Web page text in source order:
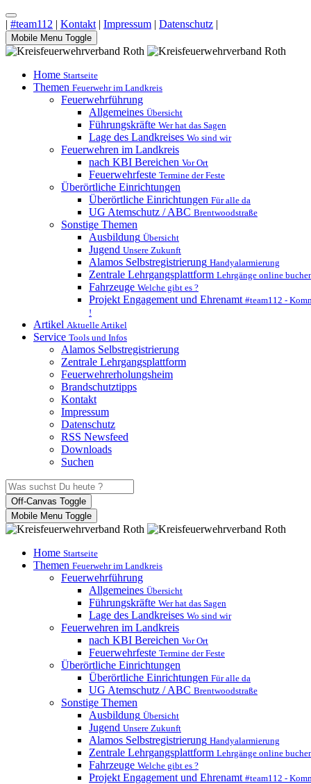
| #team112 | Kontakt | Impressum | Datenschutz |
Mobile Menu Toggle
Home Startseite
Themen Feuerwehr im Landkreis
Feuerwehrführung
Allgemeines Übersicht
Führungskräfte Wer hat das Sagen
Lage des Landkreises Wo sind wir
Feuerwehren im Landkreis
nach KBI Bereichen Vor Ort
Feuerwehrfeste Termine der Feste
Überörtliche Einrichtungen
Überörtliche Einrichtungen Für alle da
UG Atemschutz / ABC Brentwoodstraße
Sonstige Themen
Ausbildung Übersicht
Jugend Unsere Zukunft
Alamos Selbstregistrierung Handyalarmierung
Zentrale Lehrgangsplattform Lehrgänge online
Fahrzeuge Welche gibt es ?
Projekt Engagement und Ehrenamt #team112 -
!
Artikel Aktuelle Artikel
Service Tools und Infos
Alamos Selbstregistrierung
Zentrale Lehrgangsplattform
Feuerwehrerholungsheim
Brandschutztipps
Kontakt
Impressum
Datenschutz
RSS Newsfeed
Downloads
Suchen
Off-Canvas Toggle
Mobile Menu Toggle
Home Startseite
Themen Feuerwehr im Landkreis
Feuerwehrführung
Allgemeines Übersicht
Führungskräfte Wer hat das Sagen
Lage des Landkreises Wo sind wir
Feuerwehren im Landkreis
nach KBI Bereichen Vor Ort
Feuerwehrfeste Termine der Feste
Überörtliche Einrichtungen
Überörtliche Einrichtungen Für alle da
UG Atemschutz / ABC Brentwoodstraße
Sonstige Themen
Ausbildung Übersicht
Jugend Unsere Zukunft
Alamos Selbstregistrierung Handyalarmierung
Zentrale Lehrgangsplattform Lehrgänge online
Fahrzeuge Welche gibt es ?
Projekt Engagement und Ehrenamt #team112 -